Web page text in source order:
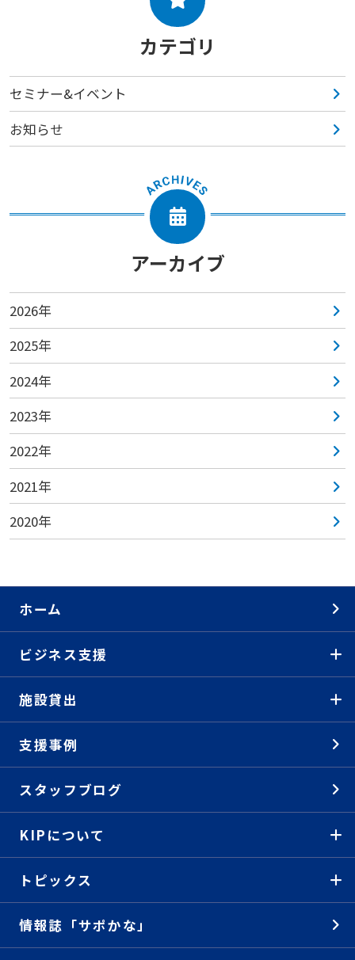
カテゴリ
セミナー&イベント
お知らせ
アーカイブ
2026年
2025年
2024年
2023年
2022年
2021年
2020年
ホーム
ビジネス支援
施設貸出
支援事例
スタッフブログ
KIPについて
トピックス
情報誌「サポかな」